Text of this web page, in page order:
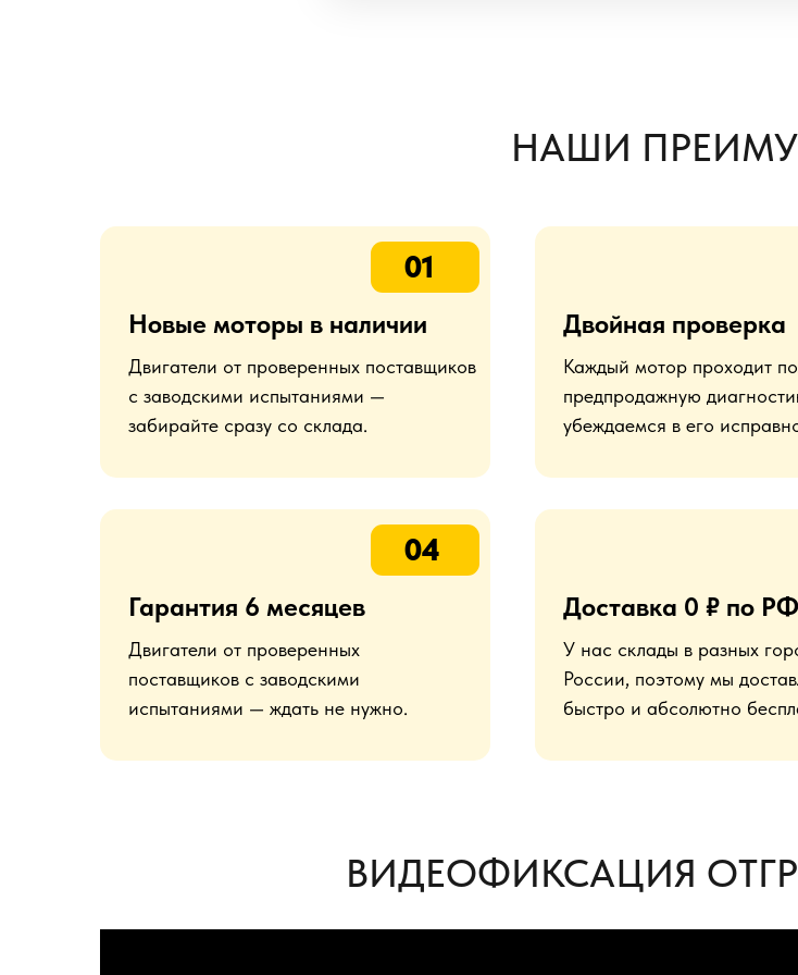
НАШИ
Двигатели от проверенных поставщиков
с заводскими испытаниями —
забирайте сразу со склада.
Новые моторы в наличии
01
Каждый мотор проходит
предпродажную
убеждаемся в его
Двойная проверка
Двигатели от проверенных
поставщиков с заводскими
испытаниями — ждать не нужно.
Гарантия 6 месяцев
04
У нас склады в разных
России, поэтому мы
быстро и абсолютно
Доставка 0 ₽ по РФ
ВИДЕОФИКСАЦИЯ